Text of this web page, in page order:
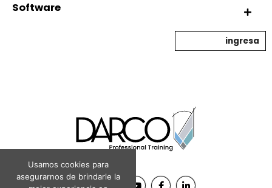
Software
ingresa
Usamos cookies para
asegurarnos de brindarle la